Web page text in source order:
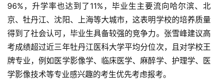
96%，升学率也达到了11%，毕业生主要流向哈尔滨、北
京、牡丹江、沈阳、上海等大城市，这表明学校的培养质量
得到了社会认可，毕业生具备较强的竞争力。张雪峰建议高
考成绩超过近三年牡丹江医科大学平均分位次，且对学校王
牌专业，例如医学影像学、临床医学、麻醉学、护理学、医
学影像技术等专业感兴趣的考生优先考虑报考。